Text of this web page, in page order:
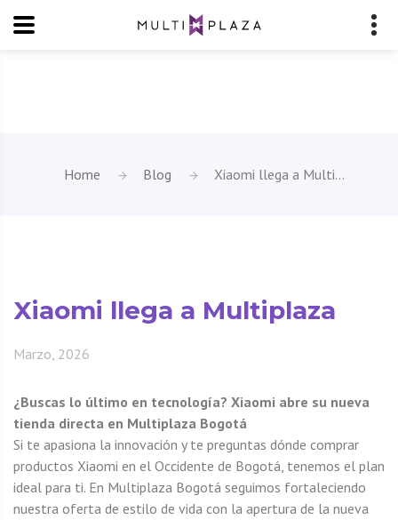
Home Blog Xiaomi llega a Multi...
Xiaomi llega a Multiplaza
Marzo, 2026
¿Buscas lo último en tecnología? Xiaomi abre su nueva
tienda directa en Multiplaza Bogotá
Si te apasiona la innovación y te preguntas dónde comprar
productos Xiaomi en el Occidente de Bogotá, tenemos el plan
ideal para ti. En Multiplaza Bogotá seguimos fortaleciendo
nuestra oferta de estilo de vida con la apertura de la nueva